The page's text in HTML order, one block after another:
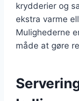
krydderier og
ekstra varme
Mulighederne
måde at gøre